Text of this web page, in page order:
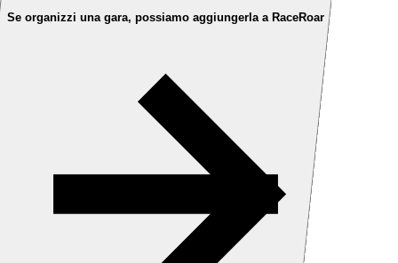
Se organizzi una gara, possiamo aggiungerla a RaceRoar